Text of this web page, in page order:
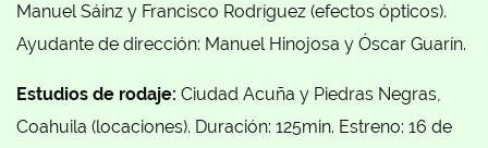
Manuel Sáinz y Francisco Rodríguez (efectos ópticos).
Ayudante de dirección: Manuel Hinojosa y Óscar Guarín.
Estudios de rodaje: Ciudad Acuña y Piedras Negras,
Coahuila (locaciones). Duración: 125min. Estreno: 16 de